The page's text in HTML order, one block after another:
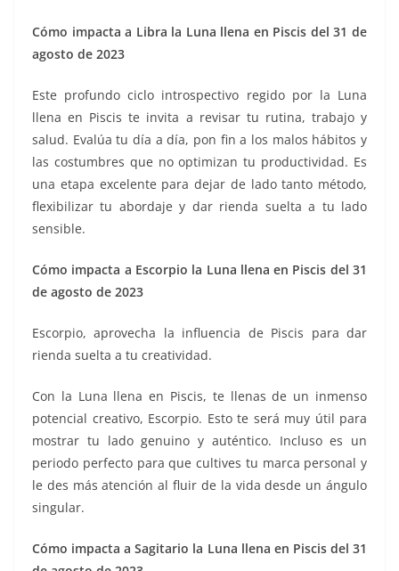
Cómo impacta a Libra la Luna llena en Piscis del 31 de
agosto de 2023
Este profundo ciclo introspectivo regido por la Luna
llena en Piscis te invita a revisar tu rutina, trabajo y
salud. Evalúa tu día a día, pon fin a los malos hábitos y
las costumbres que no optimizan tu productividad. Es
una etapa excelente para dejar de lado tanto método,
flexibilizar tu abordaje y dar rienda suelta a tu lado
sensible.
Cómo impacta a Escorpio la Luna llena en Piscis del 31
de agosto de 2023
Escorpio, aprovecha la influencia de Piscis para dar
rienda suelta a tu creatividad.
Con la Luna llena en Piscis, te llenas de un inmenso
potencial creativo, Escorpio. Esto te será muy útil para
mostrar tu lado genuino y auténtico. Incluso es un
periodo perfecto para que cultives tu marca personal y
le des más atención al fluir de la vida desde un ángulo
singular.
Cómo impacta a Sagitario la Luna llena en Piscis del 31